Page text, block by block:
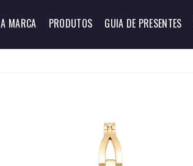
A MARCA PRODUTOS GUIA DE PRESENTES